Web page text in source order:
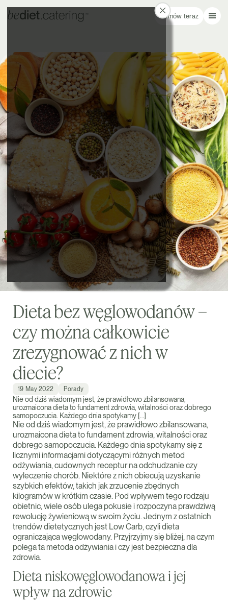
Zamów teraz
Dieta bez węglowodanów –
czy można całkowicie
zrezygnować z nich w
diecie?
19 May 2022 Porady
Nie od dziś wiadomym jest, że prawidłowo zbilansowana,
urozmaicona dieta to fundament zdrowia, witalności oraz dobrego
samopoczucia. Każdego dnia spotykamy […]
Nie od dziś wiadomym jest, że prawidłowo zbilansowana,
urozmaicona dieta to fundament zdrowia, witalności oraz
dobrego samopoczucia. Każdego dnia spotykamy się z
licznymi informacjami dotyczącymi różnych metod
odżywiania, cudownych receptur na odchudzanie czy
wyleczenie chorób. Niektóre z nich obiecują uzyskanie
szybkich efektów, takich jak zrzucenie zbędnych
kilogramów w krótkim czasie. Pod wpływem tego rodzaju
obietnic, wiele osób ulega pokusie i rozpoczyna prawdziwą
rewolucję żywieniową w swoim życiu. Jednym z ostatnich
trendów dietetycznych jest Low Carb, czyli dieta
ograniczająca węglowodany. Przyjrzyjmy się bliżej, na czym
polega ta metoda odżywiania i czy jest bezpieczna dla
zdrowia.
Dieta niskowęglowodanowa i jej
wpływ na zdrowie